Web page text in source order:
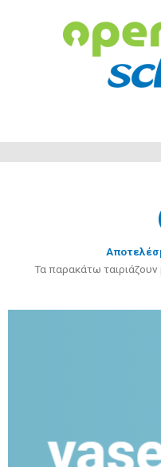
περιεχόμενο
Τα παρακάτω